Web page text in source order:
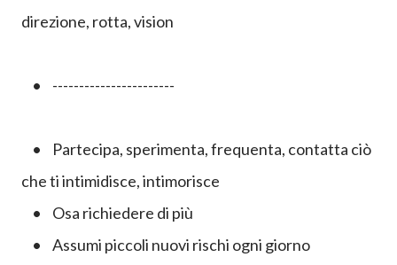
direzione, rotta, vision
• -----------------------
• Partecipa, sperimenta, frequenta, contatta ciò
cheti intimidisce, intimorisce
• Osa richiedere di più
• Assumi piccoli nuovi rischi ogni giorno